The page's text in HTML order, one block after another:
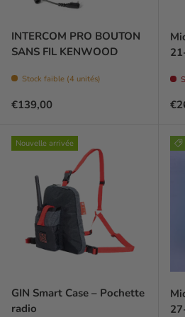
INTERCOM PRO BOUTON
SANS FIL KENWOOD
Stock faible (4 unités)
Prix habituel
€139,00
Nouvelle arrivée
GIN Smart Case – Pochette
radio